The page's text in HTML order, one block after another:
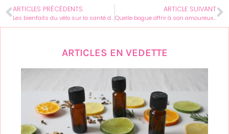
ARTICLES PRÉCÉDENTS
Les bienfaits du vélo sur la santé des enfants
ARTICLE SUIVANT
Quelle bague offrir à son amoureux ?
ARTICLES EN VEDETTE